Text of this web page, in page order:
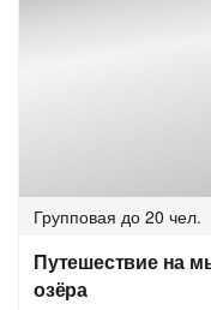
Групповая до 20 чел.
Путешествие на
озёра